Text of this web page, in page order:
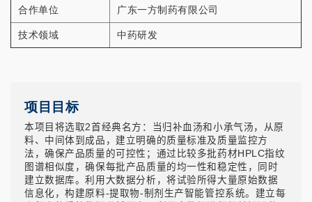
合作单位 广东一方制药有限公司
技术领域 中药研发
项目目标
本项目将选取2首经典名方：当归补血汤和小承气汤，从原
料、中间体到成品，建立明确的质量标准及质量监控方
法，确保产品质量的可控性；通过比较多批药材HPLC指纹
图谱相似度，确保每批产品质量的均一性和稳定性，同时
建立数据库。利用大数据分析，将试验所得大量原始数据
信息化，构建原料-提取物-制剂生产智能管控系统。建立每